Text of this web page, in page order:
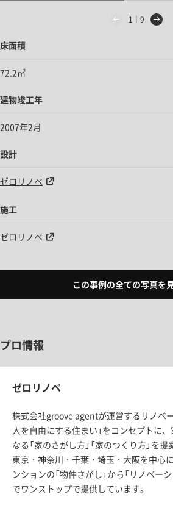
1｜9
床面積
72.2㎡
建物竣工年
2007年2月
設計
ゼロリノベ
施工
ゼロリノベ
この事例の全ての写真を
プロ情報
ゼロリノベ
株式会社groove agentが運営するリノベ
人を自由にする住まい」をコンセプトに
なる「家のさがし方」「家のつくり方」を提
東京・神奈川・千葉・埼玉・大阪を中心
ンションの「物件さがし」から「リノベー
でワンストップで提供しています。